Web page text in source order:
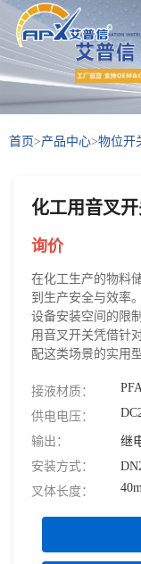
首页>产品中心>物位开
化工用音叉
询价
在化工生产的物料
到生产安全与效率
设备安装空间的限
用音叉开关凭借针
配这类场景的实用
接液材质：
供电电压：
输出：
继
安装方式：
叉体长度：